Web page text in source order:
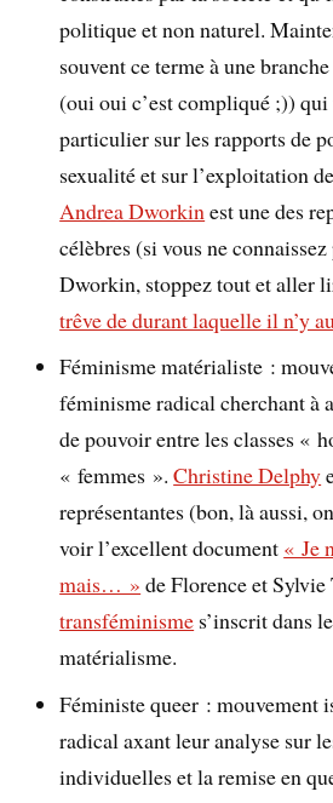
politique et non naturel.
souvent ce terme à une
(oui oui c’est compliqué ;))
particulier sur les rapports de
sexualité et sur l’exploitation
Andrea Dworkin est une des
célèbres (si vous ne
Dworkin, stoppez tout et aller
trêve de durant laquelle il n’y
Féminisme matérialiste :
féminisme radical cherchant à
de pouvoir entre les classes «
« femmes ».Christine Delphy
représentantes (bon, là aussi,
voir l’excellent document « Je
mais… » de Florence et
transféminisme s’inscrit dans
matérialisme.
Féministe queer : mouvement
radical axant leur analyse sur
individuelles et la remise en